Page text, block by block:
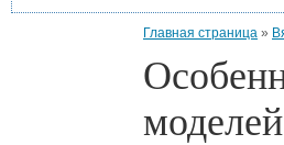
Главная страница »